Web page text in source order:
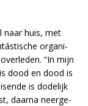
naar huis, met
or­ga­ni­
“In mijn
dood en dood is
is do­de­lijk
daar­na neer­ge­